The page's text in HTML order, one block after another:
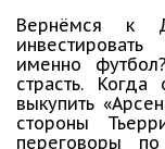
Вернёмся к
именно
страсть.
выкупить
стороны
переговоры